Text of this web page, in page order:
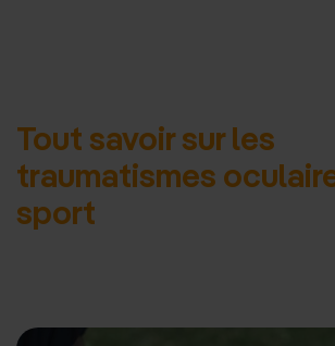
Tout savoir sur les
traumatismes
sport